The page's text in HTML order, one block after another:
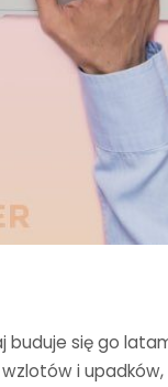
buduje się go
i upadków,